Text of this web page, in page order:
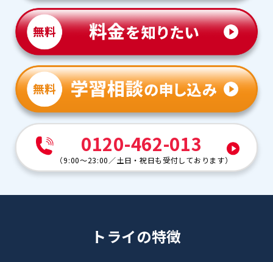
0120-462-013
（9:00～23:00 ／土日・祝日も受付しております）
トライの特徴